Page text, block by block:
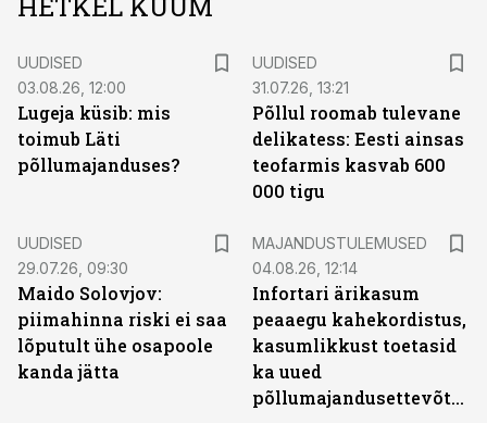
UUDISED
03.08.26, 12:00
Lugeja küsib: mis
toimub Läti
põllumajanduses?
UUDISED
31.07.26, 13:21
Põllul roomab tulevane
delikatess: Eesti ainsas
teofarmis kasvab 600
000 tigu
UUDISED
29.07.26, 09:30
Maido Solovjov:
piimahinna riski ei saa
lõputult ühe osapoole
kanda jätta
MAJANDUSTULEMUSED
04.08.26, 12:14
Infortari ärikasum
peaaegu kahekordistus,
kasumlikkust toetasid
ka uued
põllumajandusettevõtted